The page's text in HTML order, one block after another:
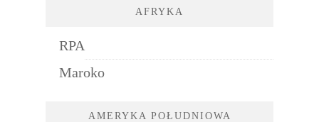
AFRYKA
RPA
Maroko
AMERYKA POŁUDNIOWA